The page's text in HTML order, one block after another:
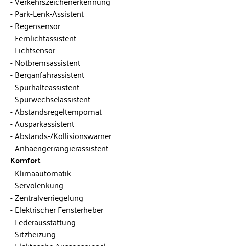
Park-Lenk-Assistent
Regensensor
Fernlichtassistent
Lichtsensor
Notbremsassistent
Berganfahrassistent
Spurhalteassistent
Spurwechselassistent
Abstandsregeltempomat
Ausparkassistent
Abstands-/Kollisionswarner
Anhaengerrangierassistent
Komfort
Klimaautomatik
Servolenkung
Zentralverriegelung
Elektrischer Fensterheber
Lederausstattung
Sitzheizung